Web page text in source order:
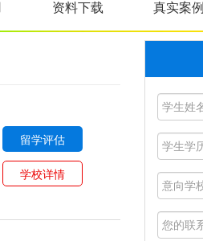
资料下载 真实案例
留学评估
学校详情